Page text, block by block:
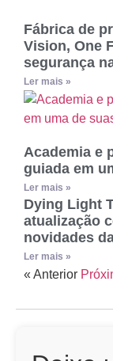
Fábrica de
Vision, One
segurança
Ler mais »
Academia e
guiada em
Ler mais »
Dying Light
atualização
novidades
Ler mais »
« Anterior